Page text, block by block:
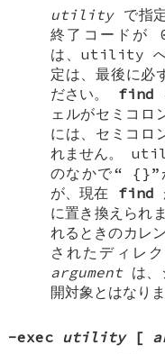
utilityで指定
終了コードが
は、utility へ
定は、最後に
ださい。 find
ェルがセミコロ
には、セミコロ
れません。
のなかで“ {}”
が、現在 find
に置き換えられ
れるときのカレ
されたディレ
argumentは、
開対象とはなりま
-exec utility[